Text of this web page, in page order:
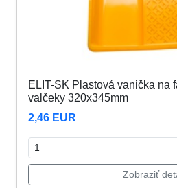
ELIT-SK Plastová vanička na
valčeky 320x345mm
2,46 EUR
Zobraziť